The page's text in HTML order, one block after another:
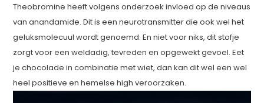
Theobromine heeft volgens onderzoek invloed op de niveaus
van anandamide. Dit is een neurotransmitter die ook wel het
geluksmolecuul wordt genoemd. En niet voor niks, dit stofje
zorgt voor een weldadig, tevreden en opgewekt gevoel. Eet
je chocolade in combinatie met wiet, dan kan dit wel een wel
heel positieve en hemelse high veroorzaken.